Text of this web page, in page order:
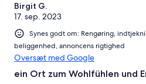
Birgit G.
17. sep. 2023
Synes godt om: Rengøring,
beliggenhed, annoncens rigtighed
Oversæt med Google
ein Ort zum Wohlfühlen und